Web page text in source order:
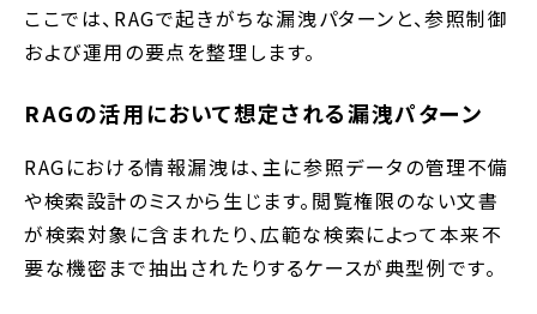
ここでは、RAGで起きがちな漏洩パターンと、参照制御
および運用の要点を整理します。
RAGの活用において想定される漏洩パターン
RAGにおける情報漏洩は、主に参照データの管理不備
や検索設計のミスから生じます。閲覧権限のない文書
が検索対象に含まれたり、広範な検索によって本来不
要な機密まで抽出されたりするケースが典型例です。